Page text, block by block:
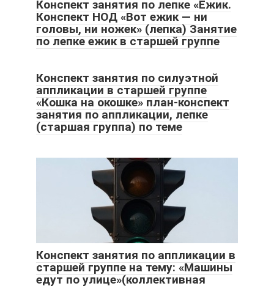
Конспект занятия по лепке «Ежик.
Конспект НОД «Вот ежик — ни
головы, ни ножек» (лепка) Занятие
по лепке ежик в старшей группе
Конспект занятия по силуэтной
аппликации в старшей группе
«Кошка на окошке» план-конспект
занятия по аппликации, лепке
(старшая группа) по теме
Конспект занятия по аппликации в
старшей группе на тему: «Машины
едут по улице»(коллективная